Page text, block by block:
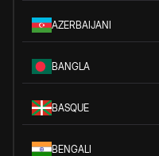
AZERBAIJANI
BANGLA
BASQUE
BENGALI